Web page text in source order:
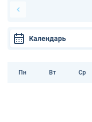
Календарь
Пн Вт Ср